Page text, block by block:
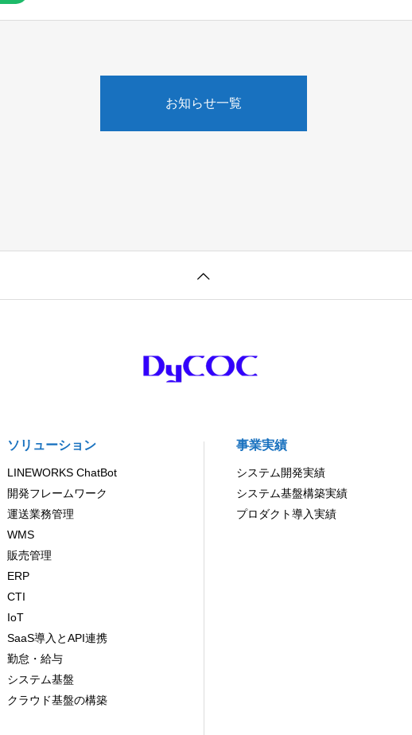
お知らせ一覧
ソリューション
LINEWORKS ChatBot
開発フレームワーク
運送業務管理
WMS
販売管理
ERP
CTI
IoT
SaaS導入とAPI連携
勤怠・給与
システム基盤
クラウド基盤の構築
事業実績
システム開発実績
システム基盤構築実績
プロダクト導入実績